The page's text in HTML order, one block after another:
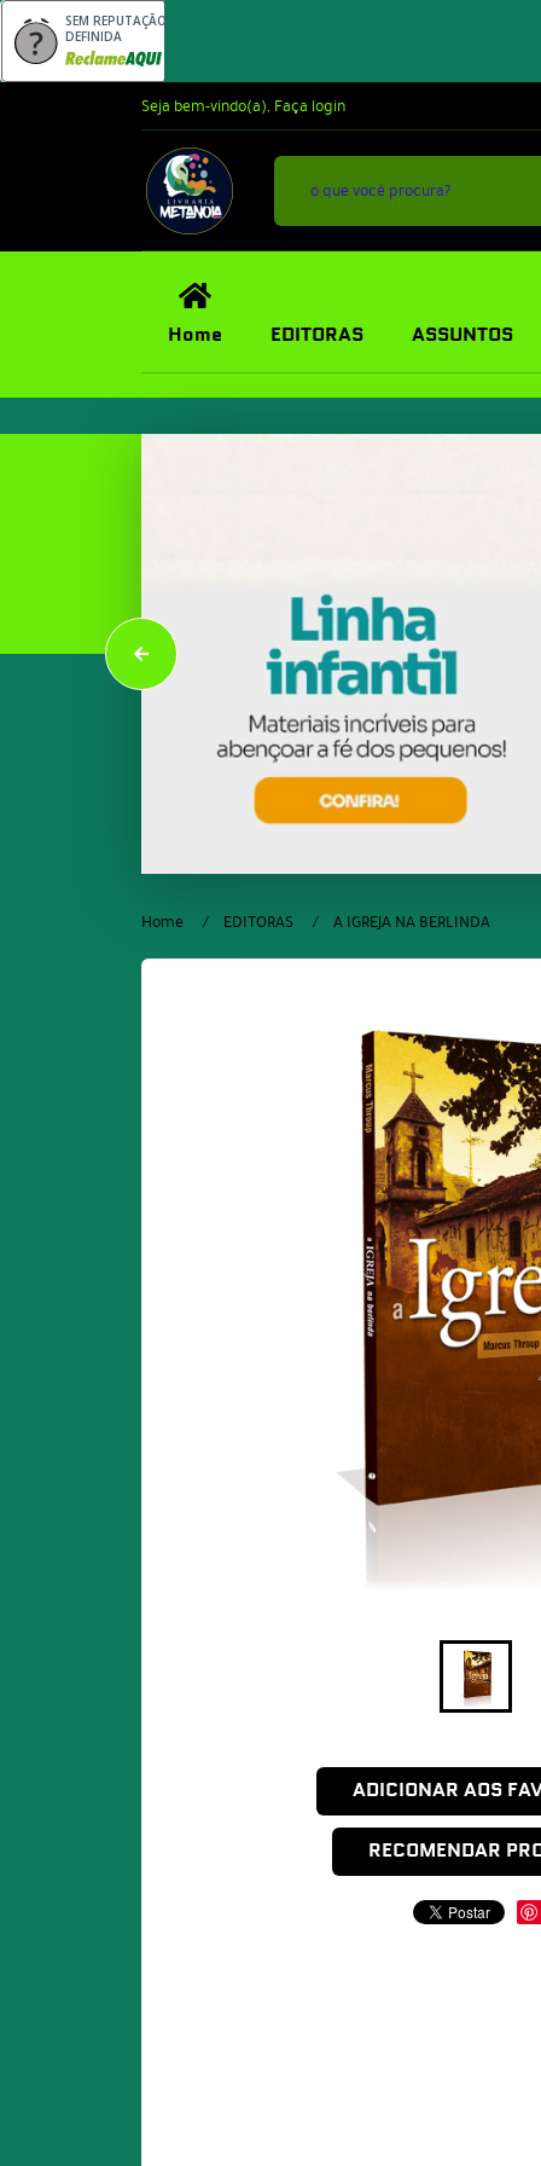
SEM REPUTAÇÃO
DEFINIDA
Seja bem-vindo(a), Faça login
Home EDITORAS ASSUNTOS
Home EDITORAS A IGREJA NA BERLINDA
ADICIONAR AOS
RECOMENDAR